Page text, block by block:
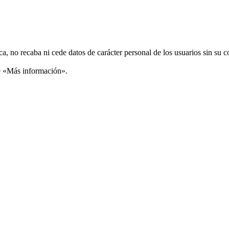
recaba ni cede datos de carácter personal de los usuarios sin su
«Más información».